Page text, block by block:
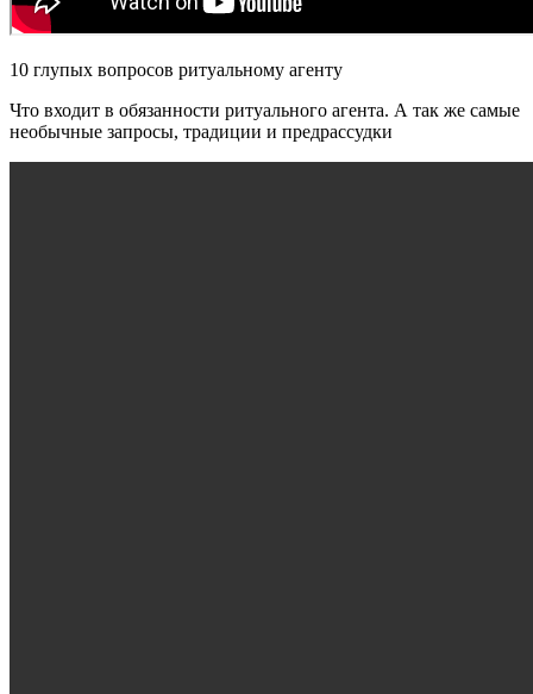
10 глупых вопросов ритуальному агенту
Что входит в обязанности ритуального агента. А так же самые
необычные запросы, традиции и предрассудки